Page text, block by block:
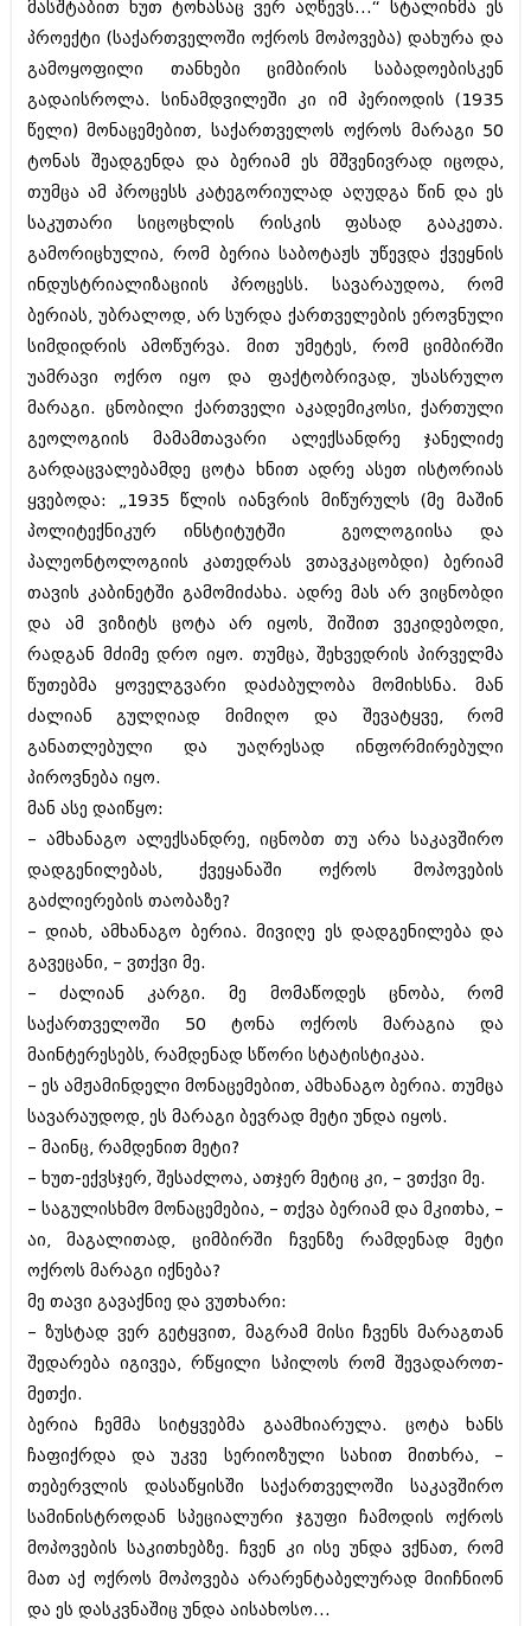
ოქტომბერი 2017 (231)
სექტემბერი 2017 (261)
აგვისტო 2017 (212)
ივლისი 2017 (233)
ივნისი 2017 (265)
მაისი 2017 (216)
აპრილი 2017 (220)
მარტი 2017 (212)
თებერვალი 2017 (205)
იანვარი 2017 (246)
დეკემბერი 2016 (207)
ნოემბერი 2016 (207)
სექტემბერი 2016 (224)
აგვისტო 2016 (258)
ივლისი 2016 (211)
ივნისი 2016 (221)
მაისი 2016 (261)
აპრილი 2016 (215)
მარტი 2016 (200)
თებერვალი 2016 (250)
იანვარი 2016 (206)
დეკემბერი 2015 (207)
ნოემბერი 2015 (264)
ოქტომბერი 2015 (204)
აგვისტო 2015 (286)
ივლისი 2015 (173)
ივნისი 2015 (261)
მაისი 2015 (194)
აპრილი 2015 (208)
მარტი 2015 (365)
თებერვალი 2015 (286)
იანვარი 2015 (247)
დეკემბერი 2014 (342)
ნოემბერი 2014 (290)
ოქტომბერი 2014 (292)
სექტემბერი 2014 (394)
ივლისი 2014 (313)
ივნისი 2014 (366)
მაისი 2014 (313)
აპრილი 2014 (290)
მარტი 2014 (413)
თებერვალი 2014 (318)
იანვარი 2014 (297)
დეკემბერი 2013 (365)
ნოემბერი 2013 (279)
ოქტომბერი 2013 (256)
სექტემბერი 2013 (368)
აგვისტო 2013 (89)
ივნისი 2013 (212)
მაისი 2013 (259)
აპრილი 2013 (304)
მარტი 2013 (352)
თებერვალი 2013 (204)
დეკემბერი 2012 (98)
ნოემბერი 2012 (295)
ოქტომბერი 2012 (350)
სექტემბერი 2012 (264)
აგვისტო 2012 (268)
ივლისი 2012 (322)
მაისი 2012 (240)
აპრილი 2012 (294)
მასშტაბით ხუთ ტონასაც ვერ აღწევს...“ სტალინმა ეს
პროექტი (საქართველოში ოქროს მოპოვება) დახურა და
გამოყოფილი თანხები ციმბირის საბადოებისკენ
გადაისროლა. სინამდვილეში კი იმ პერიოდის (1935
წელი) მონაცემებით, საქართველოს ოქროს მარაგი 50
ტონას შეადგენდა და ბერიამ ეს მშვენივრად იცოდა,
თუმცა ამ პროცესს კატეგორიულად აღუდგა წინ და ეს
საკუთარი სიცოცხლის რისკის ფასად გააკეთა.
გამორიცხულია, რომ ბერია საბოტაჟს უწევდა ქვეყნის
ინდუსტრიალიზაციის პროცესს. სავარაუდოა, რომ
ბერიას, უბრალოდ, არ სურდა ქართველების ეროვნული
სიმდიდრის ამოწურვა. მით უმეტეს, რომ ციმბირში
უამრავი ოქრო იყო და ფაქტობრივად, უსასრულო
მარაგი. ცნობილი ქართველი აკადემიკოსი, ქართული
გეოლოგიის მამამთავარი ალექსანდრე ჯანელიძე
გარდაცვალებამდე ცოტა ხნით ადრე ასეთ ისტორიას
ყვებოდა: „1935 წლის იანვრის მიწურულს (მე მაშინ
პოლიტექნიკურ ინსტიტუტში გეოლოგიისა და
პალეონტოლოგიის კათედრას ვთავკაცობდი) ბერიამ
თავის კაბინეტში გამომიძახა. ადრე მას არ ვიცნობდი
და ამ ვიზიტს ცოტა არ იყოს, შიშით ვეკიდებოდი,
რადგან მძიმე დრო იყო. თუმცა, შეხვედრის პირველმა
წუთებმა ყოველგვარი დაძაბულობა მომიხსნა. მან
ძალიან გულღიად მიმიღო და შევატყვე, რომ
განათლებული და უაღრესად ინფორმირებული
პიროვნება იყო.
მან ასე დაიწყო:
– ამხანაგო ალექსანდრე, იცნობთ თუ არა საკავშირო
დადგენილებას, ქვეყანაში ოქროს მოპოვების
გაძლიერების თაობაზე?
– დიახ, ამხანაგო ბერია. მივიღე ეს დადგენილება და
გავეცანი, – ვთქვი მე.
– ძალიან კარგი. მე მომაწოდეს ცნობა, რომ
საქართველოში 50 ტონა ოქროს მარაგია და
მაინტერესებს, რამდენად სწორი სტატისტიკაა.
– ეს ამჟამინდელი მონაცემებით, ამხანაგო ბერია. თუმცა
სავარაუდოდ, ეს მარაგი ბევრად მეტი უნდა იყოს.
– მაინც, რამდენით მეტი?
– ხუთ-ექვსჯერ, შესაძლოა, ათჯერ მეტიც კი, – ვთქვი მე.
– საგულისხმო მონაცემებია, – თქვა ბერიამ და მკითხა, –
აი, მაგალითად, ციმბირში ჩვენზე რამდენად მეტი
ოქროს მარაგი იქნება?
მე თავი გავაქნიე და ვუთხარი:
– ზუსტად ვერ გეტყვით, მაგრამ მისი ჩვენს მარაგთან
შედარება იგივეა, რწყილი სპილოს რომ შევადაროთ-
მეთქი.
ბერია ჩემმა სიტყვებმა გაამხიარულა. ცოტა ხანს
ჩაფიქრდა და უკვე სერიოზული სახით მითხრა, –
თებერვლის დასაწყისში საქართველოში საკავშირო
სამინისტროდან სპეციალური ჯგუფი ჩამოდის ოქროს
მოპოვების საკითხებზე. ჩვენ კი ისე უნდა ვქნათ, რომ
მათ აქ ოქროს მოპოვება არარენტაბელურად მიიჩნიონ
და ეს დასკვნაშიც უნდა აისახოსო...